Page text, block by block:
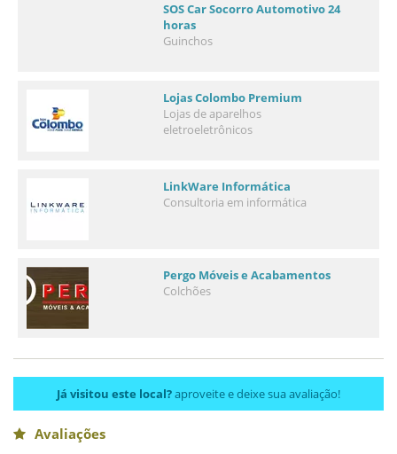
SOS Car Socorro Automotivo 24
horas
Guinchos
Lojas Colombo Premium
Lojas de aparelhos
eletroeletrônicos
LinkWare Informática
Consultoria em informática
Pergo Móveis e Acabamentos
Colchões
Já visitou este local?aproveite e deixe sua avaliação!
Avaliações